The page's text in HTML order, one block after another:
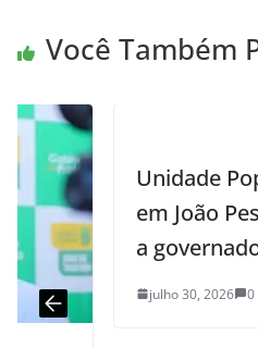
Você Também
Unidade Popular
em João Pessoa e
a governador
julho 30, 2026 0